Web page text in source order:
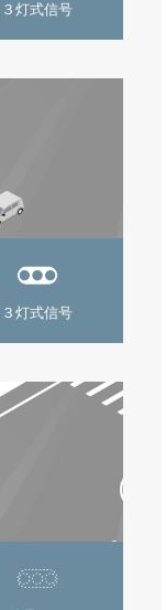
３灯式信号
３灯式信号